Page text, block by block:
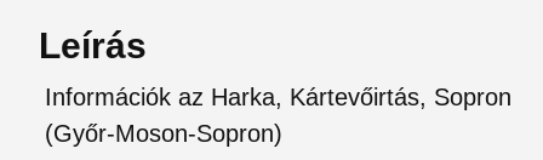
Leírás
Információk az Harka, Kártevőirtás, Sopron
(Győr-Moson-Sopron)